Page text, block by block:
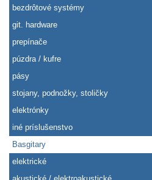
bezdrôtové systémy
git. hardware
prepínače
púzdra / kufre
pásy
stojany, podnožky, stoličky
elektrónky
iné príslušenstvo
Basgitary
elektrické